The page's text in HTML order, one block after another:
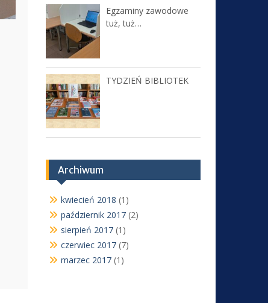
Egzaminy zawodowe
tuż, tuż…
TYDZIEŃ BIBLIOTEK
Archiwum
kwiecień 2018 (1)
październik 2017(2)
sierpień 2017(1)
czerwiec 2017(7)
marzec 2017(1)